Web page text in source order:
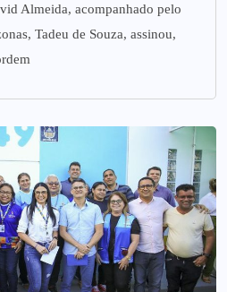
Almeida, acompanhado pelo
Tadeu de Souza, assinou,